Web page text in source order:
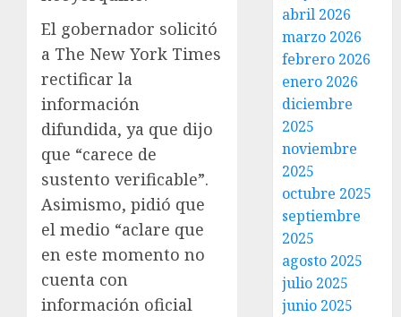
El gobernador solicitó
a The New York Times
rectificar la
información
difundida, ya que dijo
que “carece de
sustento verificable”.
Asimismo, pidió que
el medio “aclare que
en este momento no
cuenta con
información oficial
abril 2026
marzo 2026
febrero 2026
enero 2026
diciembre
2025
noviembre
2025
octubre 2025
septiembre
2025
agosto 2025
julio 2025
junio 2025